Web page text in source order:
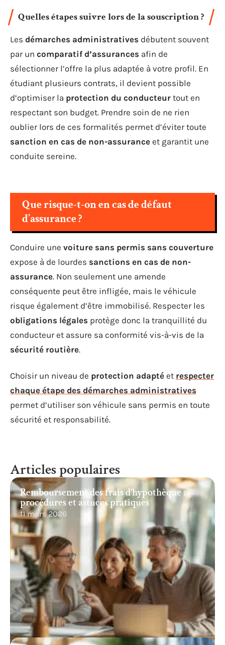
Quelles étapes suivre lors de la souscription ?
Les démarches administratives débutent souvent
par un comparatif d’assurances afin de
sélectionner l’offre la plus adaptée à votre profil. En
étudiant plusieurs contrats, il devient possible
d’optimiser la protection du conducteur tout en
respectant son budget. Prendre soin de ne rien
oublier lors de ces formalités permet d’éviter toute
sanction en cas de non-assurance et garantit une
conduite sereine.
Que risque-t-on en cas de défaut
d’assurance ?
Conduire une voiture sans permis sans couverture
expose à de lourdes sanctions en cas de non-
assurance. Non seulement une amende
conséquente peut être infligée, mais le véhicule
risque également d’être immobilisé. Respecter les
obligations légales protège donc la tranquillité du
conducteur et assure sa conformité vis-à-vis de la
sécurité routière.
Choisir un niveau de protection adapté et respecter
chaque étape des démarches administratives
permet d’utiliser son véhicule sans permis en toute
sécurité et responsabilité.
Articles populaires
Remboursement des frais d’hypothèque :
procédures et astuces pratiques
11 mars 2026